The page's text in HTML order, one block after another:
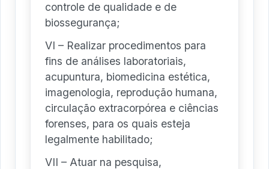
controle de qualidade e de
biossegurança;
VI – Realizar procedimentos para
fins de análises laboratoriais,
acupuntura, biomedicina estética,
imagenologia, reprodução humana,
circulação extracorpórea e ciências
forenses, para os quais esteja
legalmente habilitado;
VII – Atuar na pesquisa,